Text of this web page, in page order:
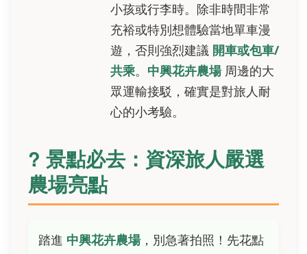
小孩或行李時。除非時間非常
充裕或特別想體驗當地單車漫
遊，否則強烈建議 開車或包車/
共乘。 中興花卉農場周邊的大
眾運輸接駁，確實是對旅人耐
心的小考驗。
? 景點必去：資深旅人嚴選
農場亮點
踏進 中興花卉農場，別急著拍照！先花點